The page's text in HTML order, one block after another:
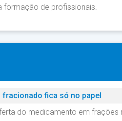
formação de profissionais.
fracionado fica só no papel
do medicamento em frações